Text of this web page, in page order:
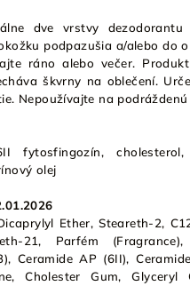
dve vrstvy
podpazušia a/alebo do
ráno alebo večer.
škvrny na oblečení.
Nepoužívajte na
fytosfingozín,
olej
Ether, Steareth-2,
21, Parfém (Fragrance),
Ceramide AP (6II),
Cholester Gum, Glyceryl